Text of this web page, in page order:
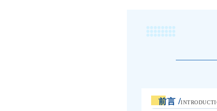
前言 /